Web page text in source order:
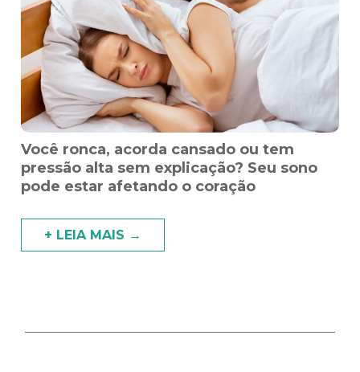
Você ronca, acorda cansado ou tem
pressão alta sem explicação? Seu sono
pode estar afetando o coração
+ LEIA MAIS →